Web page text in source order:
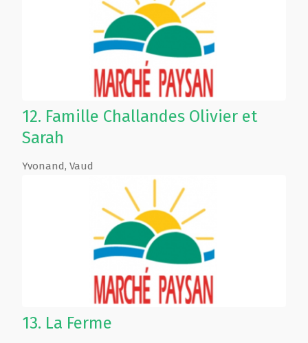
12. Famille Challandes Olivier et
Sarah
Yvonand, Vaud
13. La Ferme